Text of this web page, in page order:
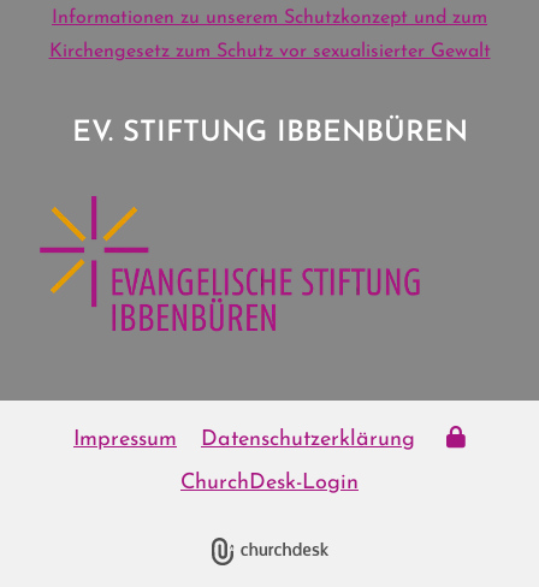
Informationen zu unserem Schutzkonzept und zum
Kirchengesetz zum Schutz vor sexualisierter Gewalt
EV. STIFTUNG IBBENBÜREN
Impressum
Datenschutzerklärung
ChurchDesk-Login